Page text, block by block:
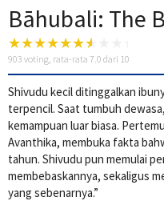
Bāhubali: The
903 voting, rata-rata 7.0 dari 10
Shivudu kecil ditinggalkan
terpencil. Saat tumbuh
kemampuan luar biasa.
Avanthika, membuka fakta
tahun. Shivudu pun memulai
membebaskannya, sekaligus
yang sebenarnya.”